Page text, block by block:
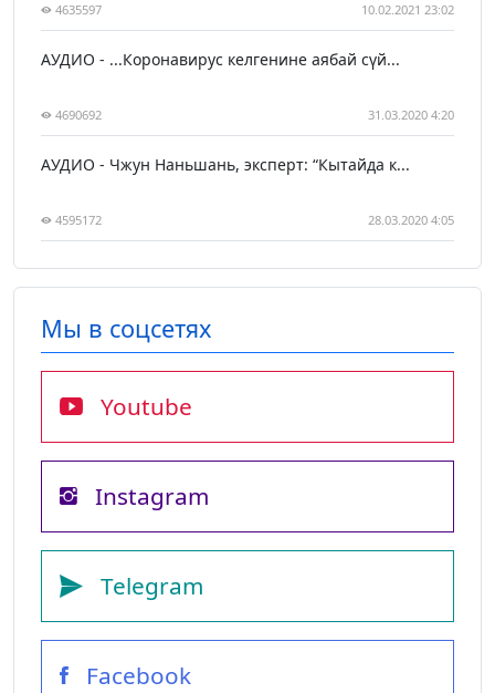
4635597 10.02.2021 23:02
АУДИО - ...Коронавирус келгенине аябай сүй...
4690692 31.03.2020 4:20
АУДИО - Чжун Наньшань, эксперт: “Кытайда к...
4595172 28.03.2020 4:05
Мы в соцсетях
Youtube
Instagram
Telegram
Facebook